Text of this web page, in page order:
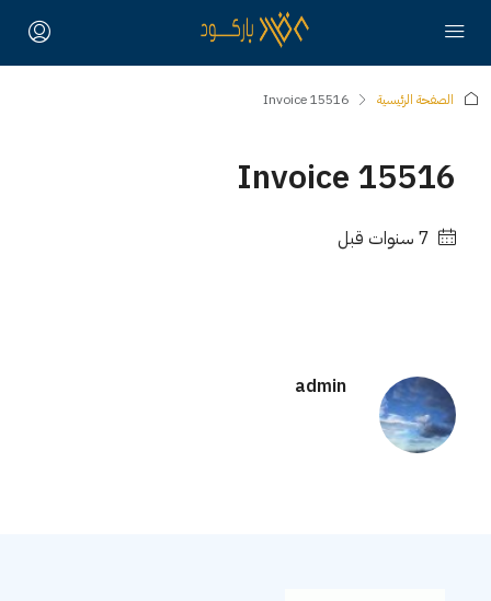
الصفحة الرئيسية Invoice 15516
Invoice 15516
‏7 سنوات قبل
admin